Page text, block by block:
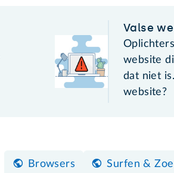
Valse
website
dat niet
website?
Browsers Surfen &